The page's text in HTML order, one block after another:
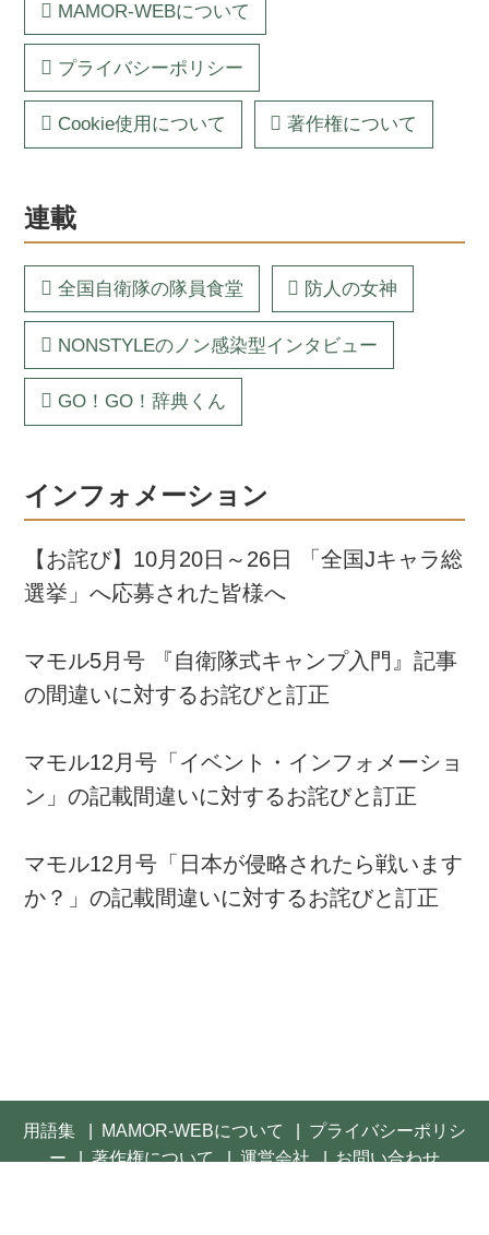
MAMOR-WEBについて
プライバシーポリシー
Cookie使用について 著作権について
連載
全国自衛隊の隊員食堂 防人の女神
NONSTYLEのノン感染型インタビュー
GO！GO！辞典くん
インフォメーション
【お詫び】10月20日～26日 「全国Jキャラ総
選挙」へ応募された皆様へ
マモル5月号 『自衛隊式キャンプ入門』記事
の間違いに対するお詫びと訂正
マモル12月号「イベント・インフォメーショ
ン」の記載間違いに対するお詫びと訂正
マモル12月号「日本が侵略されたら戦います
か？」の記載間違いに対するお詫びと訂正
用語集 MAMOR-WEBについて
プライバシーポリシ
ー
著作権について 運営会社
お問い合わせ